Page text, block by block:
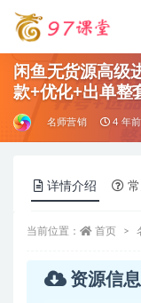
闲鱼无货源高级
款+优化+出单整
名师营销 4 年前
详情介绍
当前位置： 首页
资源信息